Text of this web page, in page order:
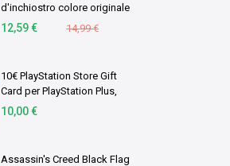
d'inchiostro colore originale
1 pz C/M/Y (OEM Canon CL-
12,59 € 14,99 €
10€ PlayStation Store Gift
Card per PlayStation Plus,
Account italiano [Codice per
10,00 €
Assassin's Creed Black Flag